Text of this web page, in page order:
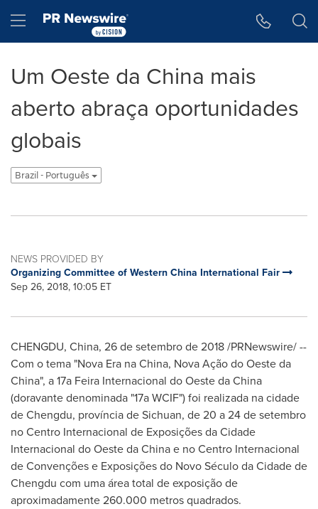
Hamburger menu
Um Oeste da China mais
aberto abraça oportunidades
globais
Brazil - Português
NEWS PROVIDED BY
Organizing Committee of Western China International Fair
Sep 26, 2018, 10:05 ET
CHENGDU, China, 26 de setembro de 2018 /PRNewswire/ --
Com o tema "Nova Era naChina, Nova Ação do Oeste da
China", a 17a Feira Internacional do Oeste daChina
(doravante denominada "17a WCIF") foi realizada na cidade
deChengdu, província deSichuan, de 20 a 24 de setembro
no Centro Internacional de Exposições da Cidade
Internacional do Oeste daChinae no Centro Internacional
de Convenções e Exposições do Novo Século da Cidade de
Chengdu com uma área total de exposição de
aproximadamente 260.000 metros quadrados.